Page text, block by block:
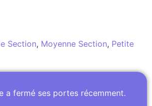
Section, Moyenne Section, Petite
a fermé ses portes récemment.